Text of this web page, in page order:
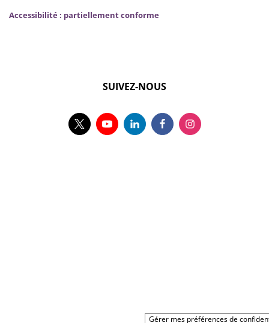
Accessibilité : partiellement conforme
SUIVEZ-NOUS
Gérer mes préférences de